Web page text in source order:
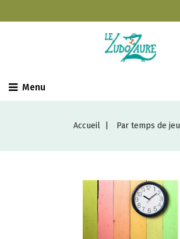
Menu
Accueil Par temps de jeu